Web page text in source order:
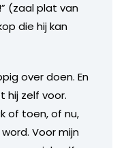
(zaal plat van
die hij kan
over doen. En
hij zelf voor.
of toen, of nu,
Voor mijn